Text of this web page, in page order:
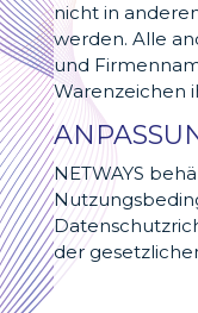
nicht in
werden. Alle
und
Warenzeichen
NETWAYS
der